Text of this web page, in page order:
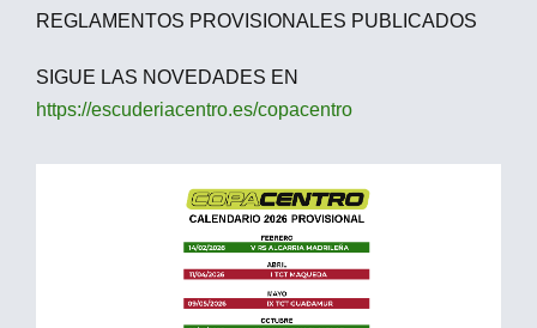
REGLAMENTOS PROVISIONALES PUBLICADOS
SIGUE LAS NOVEDADES EN
https://escuderiacentro.es/copacentro